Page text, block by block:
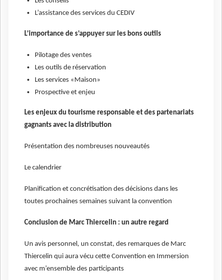
L’assistance des services du CEDIV
L’importance de s’appuyer sur les bons outils
Pilotage des ventes
Les outils de réservation
Les services «Maison»
Prospective et enjeu
Les enjeux du tourisme responsable et des partenariats
gagnants avec la distribution
Présentation des nombreuses nouveautés
Le calendrier
Planification et concrétisation des décisions dans les
toutes prochaines semaines suivant la convention
Conclusion de Marc Thiercelin : un autre regard
Un avis personnel, un constat, des remarques de Marc
Thiercelin qui aura vécu cette Convention en Immersion
avec m’ensemble des participants